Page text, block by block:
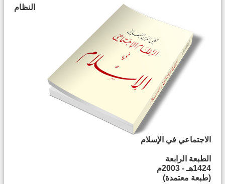
النظام
الاجتماعي في الإسلام
الطبعة الرابعة
1424هـ - 2003م
(طبعة معتمدة)